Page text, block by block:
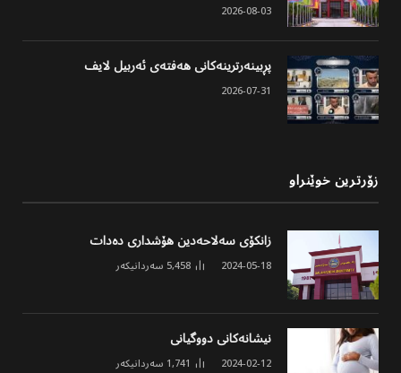
2026-08-03
پڕبینەرترینەکانی هەفتەی ئەربیل لایف
2026-07-31
زۆرترین خوێنراو
زانکۆی سەلاحەدین هۆشداری دەدات
2024-05-18
5,458 سەردانیکەر
نیشانەکانی دووگیانی
2024-02-12
1,741 سەردانیکەر